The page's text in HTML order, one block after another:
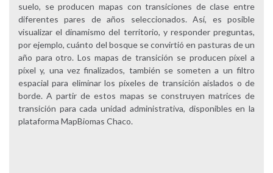
suelo, se producen mapas con transiciones de clase entre
diferentes pares de años seleccionados. Así, es posible
visualizar el dinamismo del territorio, y responder preguntas,
por ejemplo, cuánto del bosque se convirtió en pasturas de un
año para otro. Los mapas de transición se producen píxel a
píxel y, una vez finalizados, también se someten a un filtro
espacial para eliminar los píxeles de transición aislados o de
borde. A partir de estos mapas se construyen matrices de
transición para cada unidad administrativa, disponibles en la
plataforma MapBiomas Chaco.